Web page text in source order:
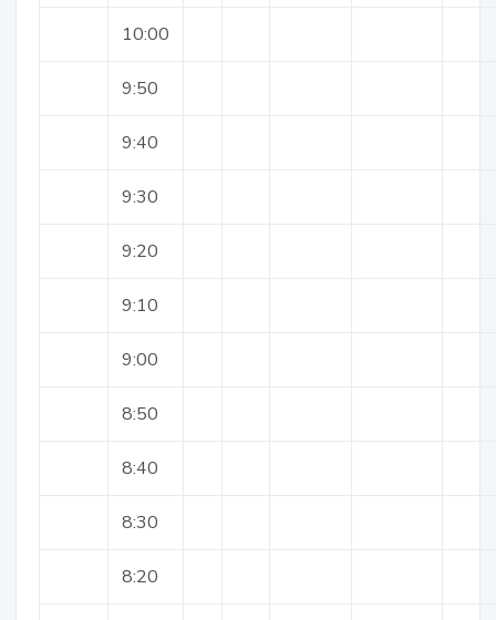
10:00
9:50
9:40
9:30
9:20
9:10
9:00
8:50
8:40
8:30
8:20